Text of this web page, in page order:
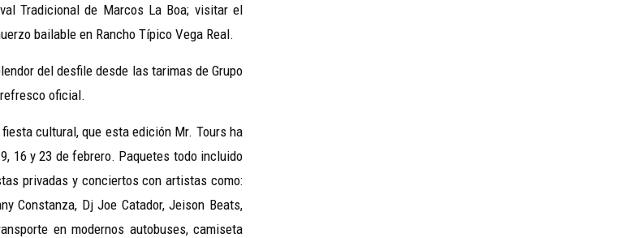
Tradicional de Marcos La Boa; visitar el
bailable en Rancho Típico Vega Real.
del desfile desde las tarimas de Grupo
oficial.
cultural, que esta edición Mr. Tours ha
16 y 23 de febrero. Paquetes todo incluido
privadas y conciertos con artistas como:
Constanza, Dj Joe Catador, Jeison Beats,
en modernos autobuses, camiseta